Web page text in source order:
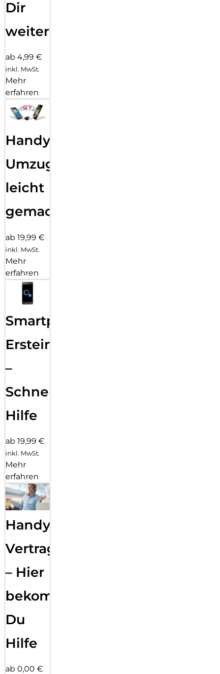
Dir
weiter
ab 4,99 €
inkl. MwSt.
Mehr
erfahren
Handy
Umzug
leicht
gemacht!
ab 19,99 €
inkl. MwSt.
Mehr
erfahren
Smartphone
Ersteinrichtung
–
Schnelle
Hilfe
ab 19,99 €
inkl. MwSt.
Mehr
erfahren
Handy
Vertragsabwicklung
– Hier
bekommst
Du
Hilfe
ab 0,00 €